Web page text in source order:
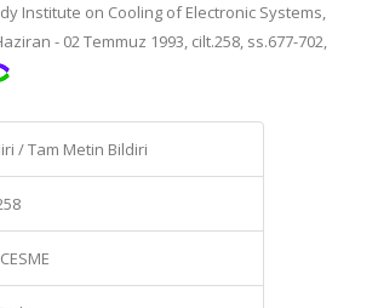
Institute on Cooling of Electronic Systems,
- 02 Temmuz 1993, cilt.258, ss.677-702,
/ Tam Metin Bildiri
CESME